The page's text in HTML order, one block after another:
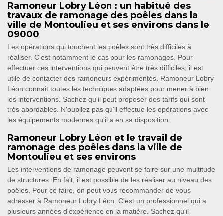
Ramoneur Lobry Léon : un habitué des
travaux de ramonage des poêles dans la
ville de Montoulieu et ses environs dans le
09000
Les opérations qui touchent les poêles sont très difficiles à
réaliser. C'est notamment le cas pour les ramonages. Pour
effectuer ces interventions qui peuvent être très difficiles, il est
utile de contacter des ramoneurs expérimentés. Ramoneur Lobry
Léon connait toutes les techniques adaptées pour mener à bien
les interventions. Sachez qu'il peut proposer des tarifs qui sont
très abordables. N'oubliez pas qu'il effectue les opérations avec
les équipements modernes qu'il a en sa disposition.
Ramoneur Lobry Léon et le travail de
ramonage des poêles dans la ville de
Montoulieu et ses environs
Les interventions de ramonage peuvent se faire sur une multitude
de structures. En fait, il est possible de les réaliser au niveau des
poêles. Pour ce faire, on peut vous recommander de vous
adresser à Ramoneur Lobry Léon. C'est un professionnel qui a
plusieurs années d'expérience en la matière. Sachez qu'il